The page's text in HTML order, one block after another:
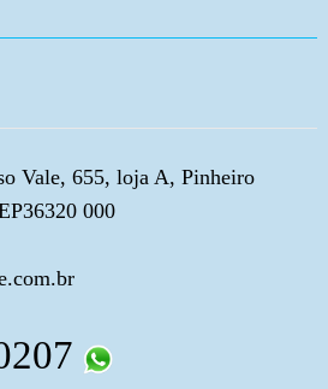
Vale, 655, loja A, Pinheiro
000